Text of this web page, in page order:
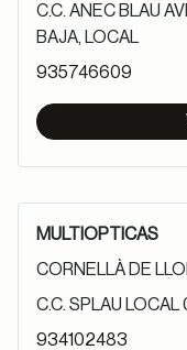
C.C. ANEC BLAU
BAJA, LOCAL
935746609
MULTIOPTICAS
CORNELLÀ DE
C.C. SPLAU LOCAL
934102483